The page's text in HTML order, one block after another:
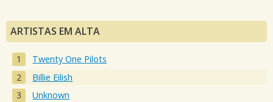
ARTISTAS EM ALTA
Twenty One Pilots
Billie Eilish
Unknown